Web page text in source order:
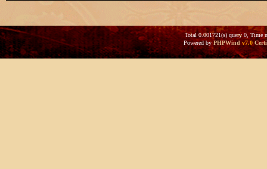
Total 0.001721(s) query 0, Time
Powered byPHPWind v7.0